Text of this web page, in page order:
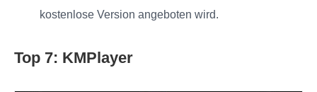
kostenlose Version angeboten wird.
Top 7: KMPlayer